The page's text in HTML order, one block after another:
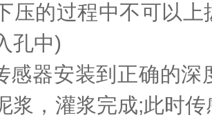
压的过程中不可以
孔中)
感器安装到正确的深
浆，灌浆完成;此时